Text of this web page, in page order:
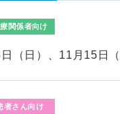
療関係者向け
（日）、11月15日
者さん向け